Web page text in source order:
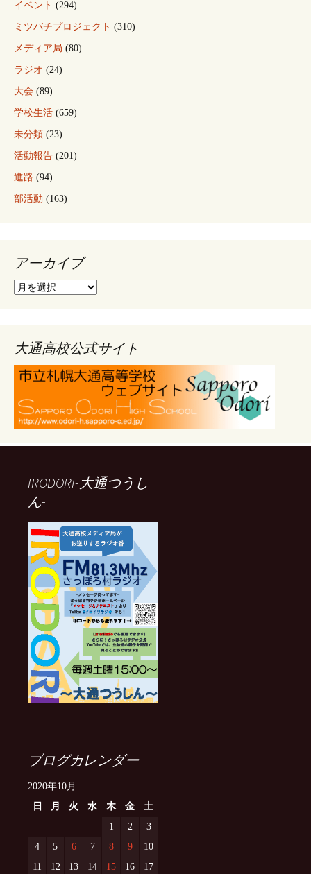
イベント (294)
ミツバチプロジェクト (310)
メディア局 (80)
ラジオ (24)
大会 (89)
学校生活 (659)
未分類 (23)
活動報告 (201)
進路 (94)
部活動 (163)
アーカイブ
ア
ブ
大通高校公式サイト
IRODORI-大通つうし
ん-
ブログカレンダー
2020年10月
日
月 火 水 木 金
土
1
2
3
4
5 6 7 8 9
10
11
12 13 14 15 16 17